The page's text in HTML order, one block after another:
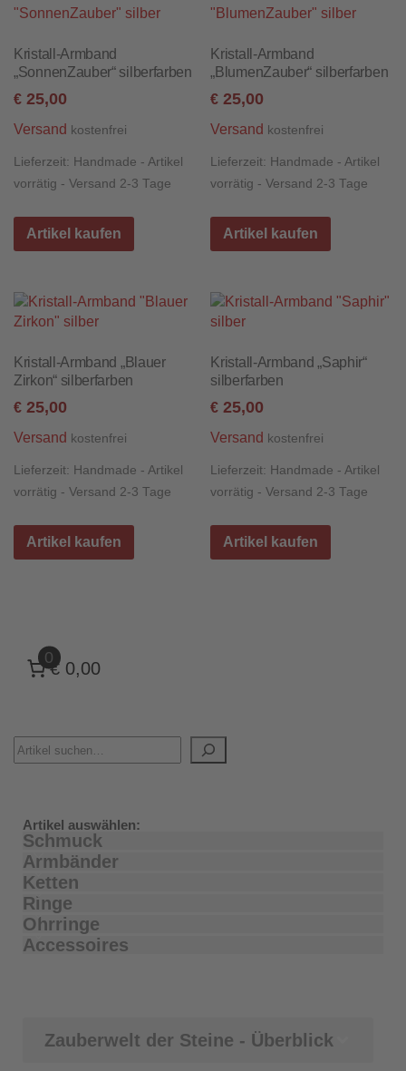
Kristall-Armband
„SonnenZauber“ silberfarben
€ 25,00
Versand kostenfrei
Lieferzeit: Handmade - Artikel
vorrätig - Versand 2-3 Tage
Artikel kaufen
Kristall-Armband
„BlumenZauber“ silberfarben
€ 25,00
Versand kostenfrei
Lieferzeit: Handmade - Artikel
vorrätig - Versand 2-3 Tage
Artikel kaufen
Kristall-Armband „Blauer
Zirkon“ silberfarben
€ 25,00
Versand kostenfrei
Lieferzeit: Handmade - Artikel
vorrätig - Versand 2-3 Tage
Artikel kaufen
Kristall-Armband „Saphir“
silberfarben
€ 25,00
Versand kostenfrei
Lieferzeit: Handmade - Artikel
vorrätig - Versand 2-3 Tage
Artikel kaufen
0
€ 0,00
Artikel auswählen:
Schmuck
Armbänder
Ketten
Ringe
Ohrringe
Accessoires
Zauberwelt der Steine - Überblick